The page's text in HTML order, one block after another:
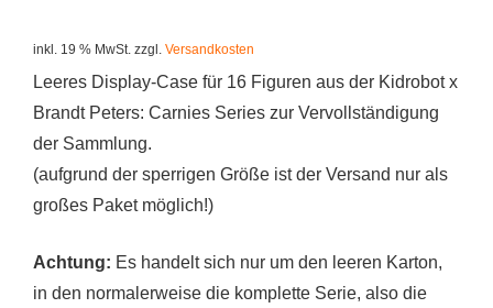
inkl. 19 % MwSt. zzgl. Versandkosten
Leeres Display-Case für 16 Figuren aus der Kidrobot x
Brandt Peters: Carnies Series zur Vervollständigung
der Sammlung.
(aufgrund der sperrigen Größe ist der Versand nur als
großes Paket möglich!)
Achtung: Es handelt sich nur um den leeren Karton,
in den normalerweise die komplette Serie, also die